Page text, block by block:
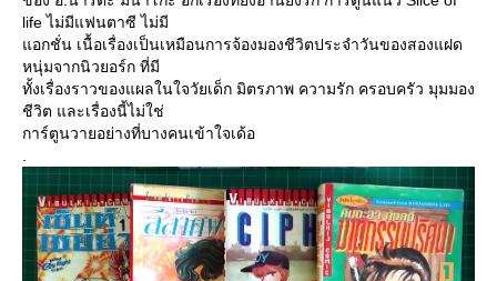
life ไม่มีแฟนตาซี ไม่มี
อกชั่น เนื้อเรื่องเป็นเหมือนการจ้องมองชีวิตประจำวันของสองแฝด
หนุ่มจากนิวยอร์ก ที่มี
ทั้งเรื่องราวของแผลในใจวัยเด็ก มิตรภาพ ความรัก ครอบครัว มุมมอง
ชีวิต และเรื่องนี้ไม่ใช่
การ์ตูนวายอย่างที่บางคนเข้าใจเด้อ